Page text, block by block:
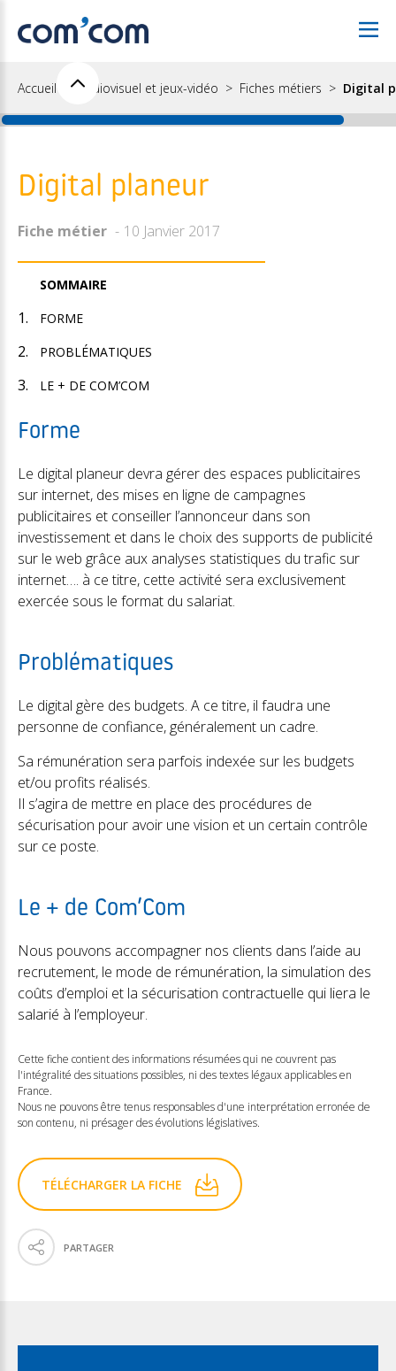
Accueil Audiovisuel et jeux-vidéo Fiches métiers Digital
Digital planeur
Fiche métier 10 Janvier 2017
SOMMAIRE
FORME
PROBLÉMATIQUES
LE + DE COM’COM
Forme
Le digital planeur devra gérer des espaces publicitaires
sur internet, des mises en ligne de campagnes
publicitaires et conseiller l’annonceur dans son
investissement et dans le choix des supports de publicité
sur le web grâce aux analyses statistiques du trafic sur
internet…. à ce titre, cette activité sera exclusivement
exercée sous le format du salariat.
Problématiques
Le digital gère des budgets. A ce titre, il faudra une
personne de confiance, généralement un cadre.
Sa rémunération sera parfois indexée sur les budgets
et/ou profits réalisés.
Il s’agira de mettre en place des procédures de
sécurisation pour avoir une vision et un certain contrôle
sur ce poste.
Le + de Com’Com
Nous pouvons accompagner nos clients dans l’aide au
recrutement, le mode de rémunération, la simulation des
coûts d’emploi et la sécurisation contractuelle qui liera le
salarié à l’employeur.
Cette fiche contient des informations résumées qui ne couvrent pas
l'intégralité des situations possibles, ni des textes légaux applicables en
France.
Nous ne pouvons être tenus responsables d'une interprétation erronée de
son contenu, ni présager des évolutions législatives.
PARTAGER
TÉLÉCHARGER LA FICHE